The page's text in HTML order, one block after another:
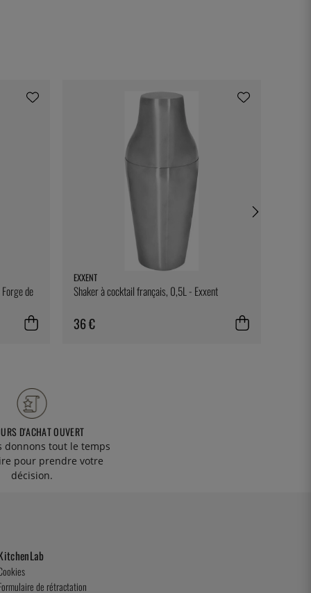
de
EXXENT
Shaker à cocktail français, 0,5L - Exxent
36 €
D'ACHAT OUVERT
donnons tout le temps
pour prendre votre
décision.
de rétractation